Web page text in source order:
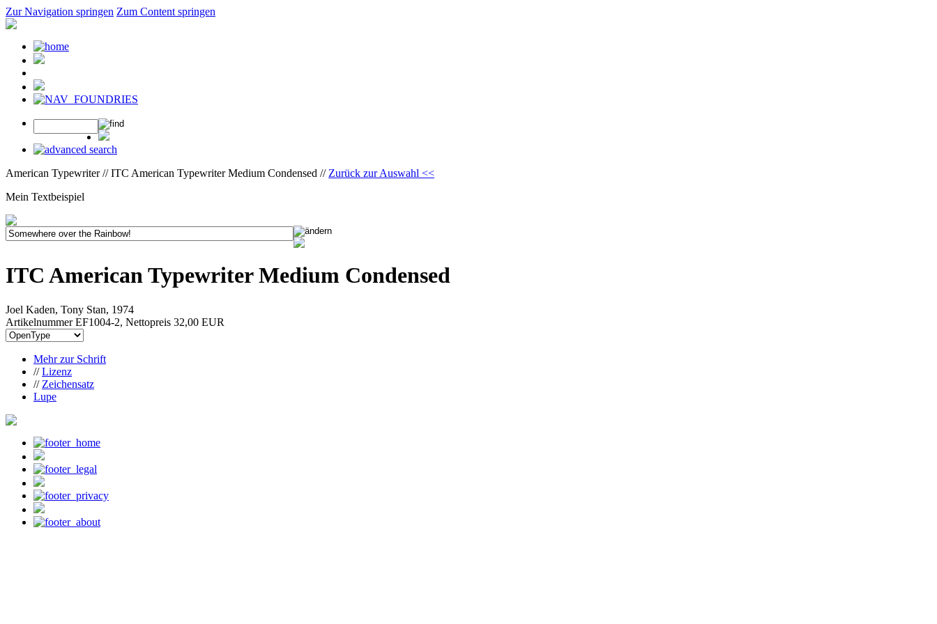
Zur Navigation springen Zum Content springen
American Typewriter // ITC American Typewriter Medium Condensed // Zurück zur Auswahl <<
Mein Textbeispiel
ITC American Typewriter Medium Condensed
Joel Kaden, Tony Stan, 1974
Artikelnummer EF1004-2, Nettopreis 32,00 EUR
Mehr zur Schrift
//Lizenz
// Zeichensatz
Lupe